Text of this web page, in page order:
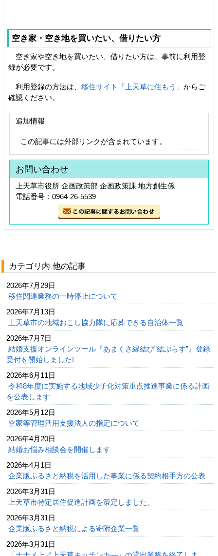
空き家・空き地を買いたい、借りたい方
空き家や空き地を買いたい、借りたい方は、事前に利用登
録が必要です。
利用登録の方法は、 移住サイト「上天草に住もう」 からご
確認ください。
追加情報
この記事には外部リンクが含まれています。
お問い合わせ
上天草市役所 企画政策部 企画政策課 地方創生係
電話番号：0964-26-5539
カテゴリ内 他の記事
2026年7月29日
移住関連業務の一時停止について
2026年7月13日
上天草市の地域おこし協力隊に応募できる自治体一覧
2026年7月7日
結婚支援オンラインツール『あまくさ縁結び”結ぷらす”』登録
受付を開始しました!
2026年6月11日
令和8年度に実施する地域少子化対策重点推進事業に係る計画
を公表します
2026年5月12日
空家等管理活用支援法人の指定について
2026年4月20日
結婚お悩み相談会を開催します
2026年4月1日
企業版ふるさと納税を活用した事業に係る契約相手方の公表
2026年3月31日
上天草市特定居住促進計画を策定しました。
2026年3月31日
企業版ふるさと納税による寄附企業一覧
2026年3月31日